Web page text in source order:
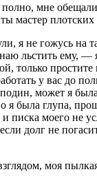
мне
мастер
я не гожусь на
льстить ему, —
только простите
у вас до
может я
я была глупа,
и писка моего не
долг не
моя